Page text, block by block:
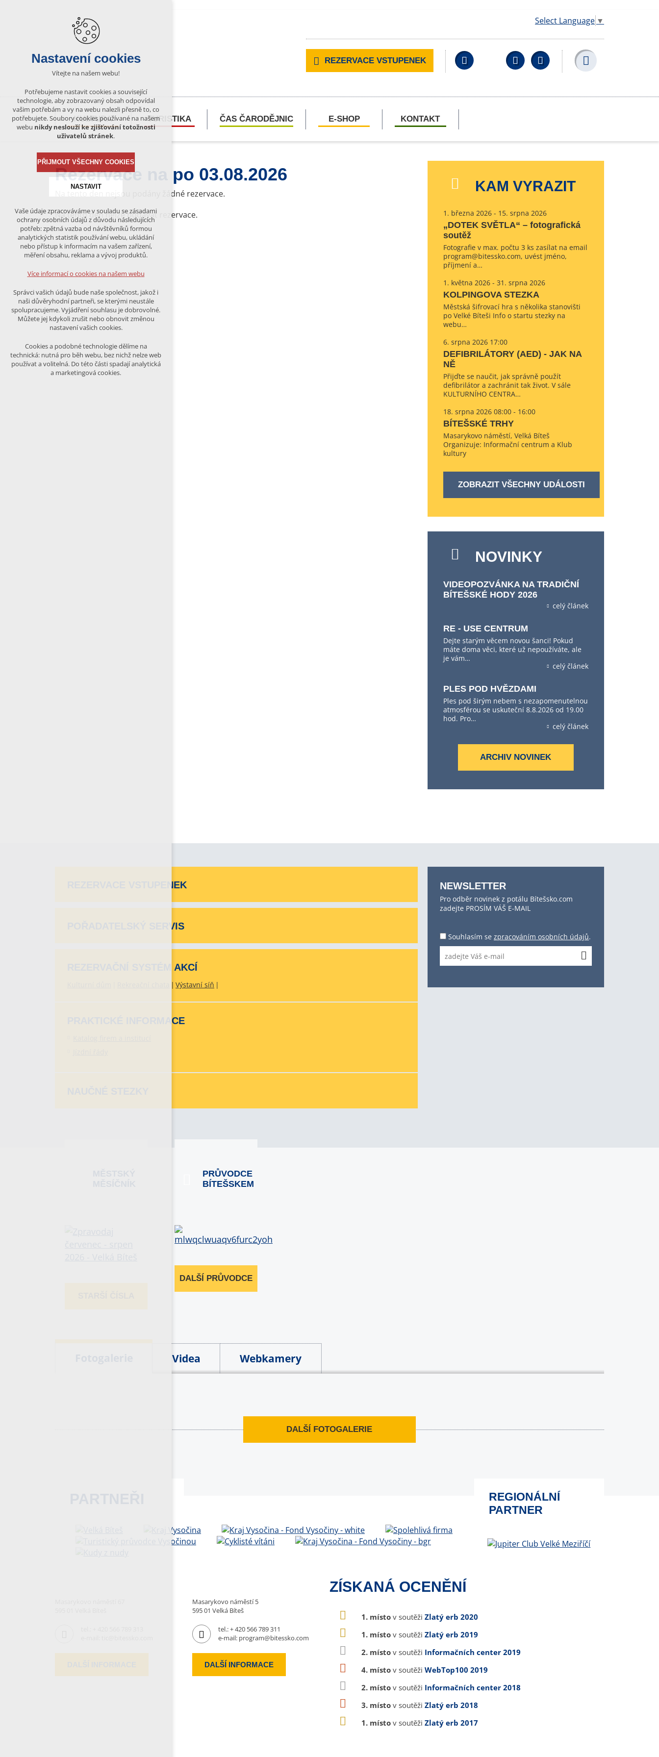
Select Language ▼
REZERVACE VSTUPENEK Facebook YouTubeWikipedia
KULTURA TURISTIKA ČAS ČARODĚJNIC E-SHOP KONTAKT
Rezervace na po 03.08.2026
Na tento den nejsou podány žádné rezervace.
Na tento den nelze podávat rezervace.
KAM VYRAZIT
1. března 2026 - 15. srpna 2026
„DOTEK SVĚTLA“ – fotografická
soutěž
Fotografie v max. počtu 3 ks zasílat na email
program@bitessko.com, uvést jméno,
příjmení a…
1. května 2026 - 31. srpna 2026
KOLPINGOVA STEZKA
Městská šifrovací hra s několika stanovišti
po Velké Bíteši Info o startu stezky na
webu…
6. srpna 2026 17:00
DEFIBRILÁTORY (AED) - JAK NA
NĚ
Přijďte se naučit, jak správně použít
defibrilátor a zachránit tak život. V sále
KULTURNÍHO CENTRA…
18. srpna 2026 08:00 - 16:00
BÍTEŠSKÉ TRHY
Masarykovo náměstí, Velká Bíteš
Organizuje: Informační centrum a Klub
kultury
ZOBRAZIT VŠECHNY UDÁLOSTI
NOVINKY
VIDEOPOZVÁNKA NA TRADIČNÍ
BÍTEŠSKÉ HODY 2026
celý článek
RE - USE CENTRUM
Dejte starým věcem novou šanci! Pokud
máte doma věci, které už nepoužíváte, ale
je vám…
celý článek
PLES POD HVĚZDAMI
Ples pod širým nebem s nezapomenutelnou
atmosférou se uskuteční 8.8.2026 od 19.00
hod. Pro…
celý článek
ARCHIV NOVINEK
REZERVACE VSTUPENEK
POŘADATELSKÝ SERVIS
REZERVAČNÍ SYSTÉM AKCÍ
Výstavní síň
PRAKTICKÉ INFORMACE
NEWSLETTER
Pro odběr novinek z potálu Bítešsko.com
zadejte PROSÍM VÁŠ E-MAIL
Souhlasím se zpracováním osobních údajů.
PRŮVODCE
BÍTEŠSKEM
DALŠÍ PRŮVODCE
Videa Webkamery
DALŠÍ FOTOGALERIE
REGIONÁLNÍ
PARTNER
Masarykovo náměstí 5
595 01 Velká Bíteš
tel.:+ 420 566 789 311
e-mail: program@bitessko.com
DALŠÍ INFORMACE
ZÍSKANÁ OCENĚNÍ
1. místo v soutěži Zlatý erb 2020
1. místo v soutěži Zlatý erb 2019
2. místo v soutěži Informačních center 2019
4. místo v soutěži WebTop100 2019
2. místo v soutěži Informačních center 2018
3. místo v soutěži Zlatý erb 2018
1. místo v soutěži Zlatý erb 2017
Nastavení cookies
Vítejte na našem webu!
Potřebujeme nastavit cookies a související
technologie, aby zobrazovaný obsah odpovídal
vašim potřebám a vy na webu nalezli přesně to, co
potřebujete. Soubory cookies používané na našem
webu nikdy neslouží ke zjišťování totožnosti
uživatelů stránek.
PŘIJMOUT VŠECHNY COOKIES
NASTAVIT
Technická cookies
nutná pro provozování webu
udržení kontextu stránek (session):
případná přihlášení, volby jazyka, apod.
analytická pro anonymizované
vyhodnocení návštěvnosti
marketingová cookies (Google)
Více informací o cookies na našem webu
ODMÍTNOUT VŠE
Vaše údaje zpracováváme v souladu se zásadami
ochrany osobních údajů z důvodu následujících
potřeb: zpětná vazba od návštěvníků formou
analytických statistik používání webu, ukládání
nebo přístup k informacím na vašem zařízení,
měření obsahu, reklama a vývoj produktů.
Více informací o cookies na našem webu
Správci vašich údajů bude naše společnost, jakož i
naši důvěryhodní partneři, se kterými neustále
spolupracujeme. Vyjádření souhlasu je dobrovolné.
Můžete jej kdykoli zrušit nebo obnovit změnou
nastavení vašich cookies.
Cookies a podobné technologie dělíme na
technická: nutná pro běh webu, bez nichž nelze web
používat a volitelná. Do této části spadají analytická
a marketingová cookies.